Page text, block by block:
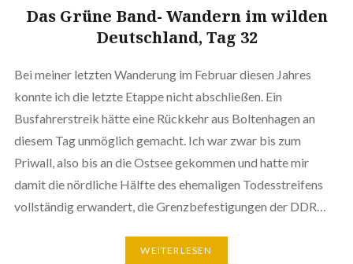
Das Grüne Band- Wandern im wilden
Deutschland, Tag 32
Bei meiner letzten Wanderung im Februar diesen Jahres
konnte ich die letzte Etappe nicht abschließen. Ein
Busfahrerstreik hätte eine Rückkehr aus Boltenhagen an
diesem Tag unmöglich gemacht. Ich war zwar bis zum
Priwall, also bis an die Ostsee gekommen und hatte mir
damit die nördliche Hälfte des ehemaligen Todesstreifens
vollständig erwandert, die Grenzbefestigungen der DDR…
WEITERLESEN